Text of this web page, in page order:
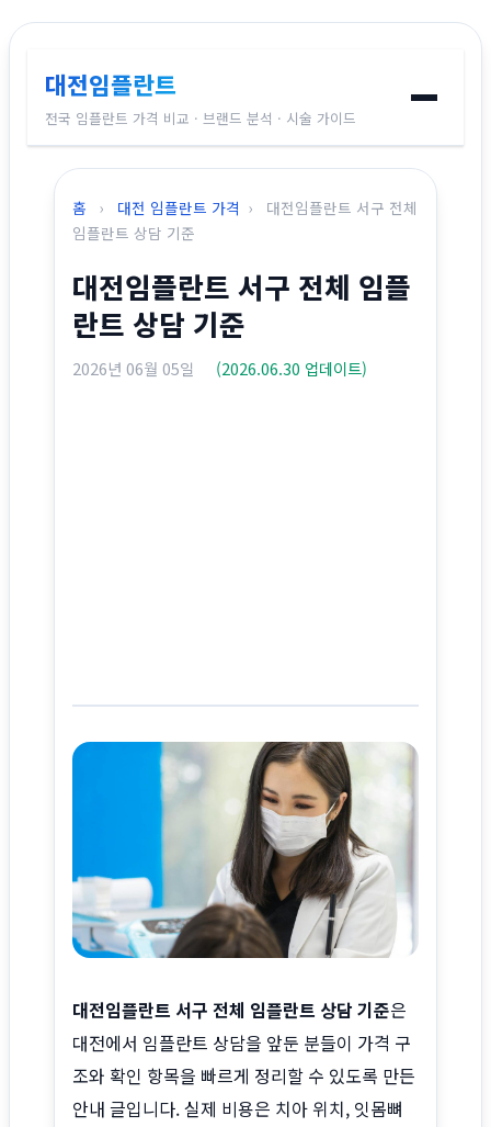
대전임플란트
전국 임플란트 가격 비교 · 브랜드 분석 · 시술 가이드
홈
임플란트 브랜드
가격 비교
홈 › 대전 임플란트 가격 ›
대전임플란트 서구 전체
임플란트 상담 기준
대전임플란트 서구 전체 임플
란트 상담 기준
2026년 06월 05일 (2026.06.30 업데이트)
대전임플란트 서구 전체 임플란트 상담 기준은
대전에서 임플란트 상담을 앞둔 분들이 가격 구
조와 확인 항목을 빠르게 정리할 수 있도록 만든
안내 글입니다. 실제 비용은 치아 위치, 잇몸뼈